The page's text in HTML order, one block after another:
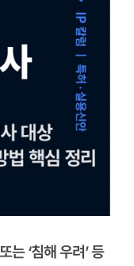
는 ‘침해 우려’ 등